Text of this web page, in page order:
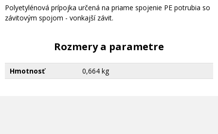
Polyetylénová prípojka určená na priame spojenie PE potrubia so
závitovým spojom - vonkajší závit.
Rozmery a parametre
Hmotnosť 0,664 kg